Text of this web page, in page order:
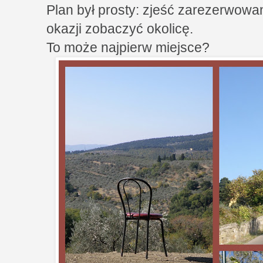
Plan był prosty: zjeść
okazji zobaczyć okolicę.
To może najpierw miejsce?